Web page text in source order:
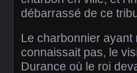
débarrassé de ce
Le charbonnier ayant
connaissait pas, le
Durance où le roi